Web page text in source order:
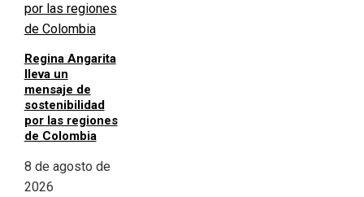
Regina Angarita
lleva un
mensaje de
sostenibilidad
por las regiones
de Colombia
8 de agosto de
2026